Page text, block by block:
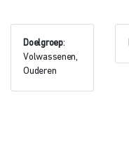
Doelgroep:
Volwassenen,
Ouderen